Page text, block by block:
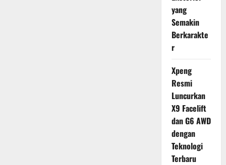
yang
Semakin
Berkarakte
r
Xpeng
Resmi
Luncurkan
X9 Facelift
dan G6 AWD
dengan
Teknologi
Terbaru